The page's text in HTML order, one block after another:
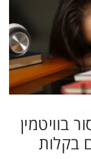
בוויטמין